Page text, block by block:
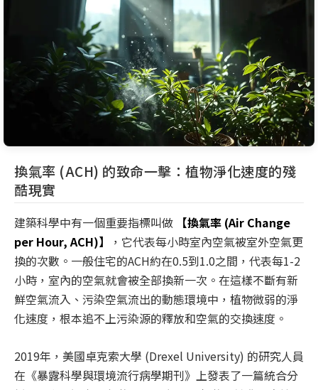
換氣率 (ACH) 的致命一擊：植物淨化速度的殘
酷現實
建築科學中有一個重要指標叫做 【換氣率 (Air Change
per Hour, ACH)】
，它代表每小時室內空氣被室外空氣更
換的次數。一般住宅的ACH約在0.5到1.0之間，代表每1-2
小時，室內的空氣就會被全部換新一次。在這樣不斷有新
鮮空氣流入、污染空氣流出的動態環境中，植物微弱的淨
化速度，根本追不上污染源的釋放和空氣的交換速度。
2019年，美國卓克索大學 (Drexel University) 的研究人員
在《暴露科學與環境流行病學期刊》上發表了一篇統合分